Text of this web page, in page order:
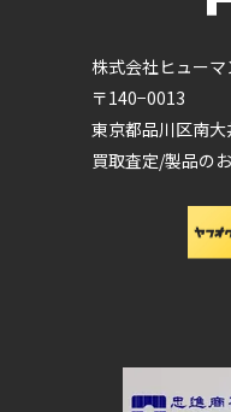
株式会社ヒュー
〒140−0013
東京都品川区南
買取査定/製品の